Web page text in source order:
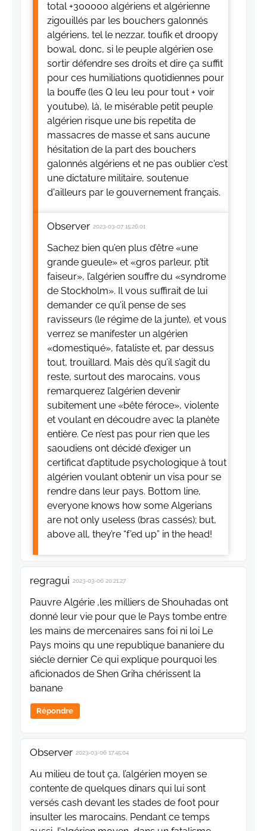
total +300000 algériens et algérienne
zigouillés par les bouchers galonnés
algériens, tel le nezzar, toufik et droopy
bowal, donc, si le peuple algérien ose
sortir défendre ses droits et dire ça suffit
pour ces humiliations quotidiennes pour
la bouffe (les Q leu leu pour tout + voir
youtube), là, le misérable petit peuple
algérien risque une bis repetita de
massacres de masse et sans aucune
hésitation de la part des bouchers
galonnés algériens et ne pas oublier c'est
une dictature militaire, soutenue
d'ailleurs par le gouvernement français.
Observer 2023-03-07 15:26:01
Sachez bien qu’en plus d’être «une
grande gueule» et «gros parleur, p’tit
faiseur», l’algérien souffre du «syndrome
de Stockholm». Il vous suffirait de lui
demander ce qu’il pense de ses
ravisseurs (le régime de la junte), et vous
verrez se manifester un algérien
«domestiqué», fataliste et, par dessus
tout, trouillard. Mais dès qu’il s’agit du
reste, surtout des marocains, vous
remarquerez l’algérien devenir
subitement une «bête féroce», violente
et voulant en découdre avec la planète
entière. Ce n’est pas pour rien que les
saoudiens ont décidé d’exiger un
certificat d’aptitude psychologique à tout
algérien voulant obtenir un visa pour se
rendre dans leur pays. Bottom line,
everyone knows how some Algerians
are not only useless (bras cassés); but,
above all, they’re “f’ed up” in the head!
regragui 2023-03-06 20:21:27
Pauvre Algérie ,les milliers de Shouhadas ont
donné leur vie pour que le Pays tombe entre
les mains de mercenaires sans foi ni loi Le
Pays moins qu une republique bananiere du
siécle dernier Ce qui explique pourquoi les
aficionados de Shen Griha chérissent la
banane
Répondre
Observer 2023-03-06 17:45:04
Au milieu de tout ça, l’algérien moyen se
contente de quelques dinars qui lui sont
versés cash devant les stades de foot pour
insulter les marocains. Pendant ce temps